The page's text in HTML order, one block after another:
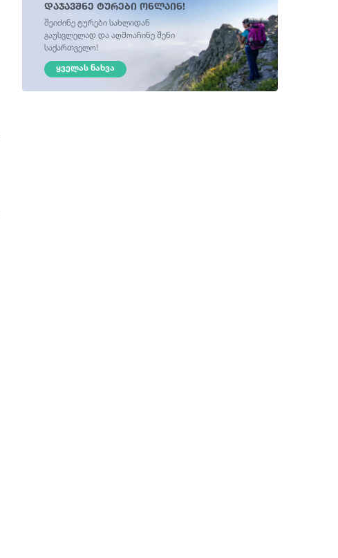
დაჯავშნე ტურები ონლაინ!
შეიძინე ტურები სახლიდან
გაუსვლელად და აღმოაჩინე შენი
საქართველო!
ᲧᲕᲔᲚᲐᲡ ᲜᲐᲮᲕᲐ